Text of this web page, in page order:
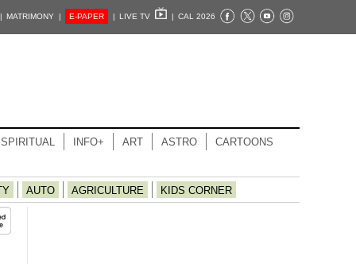
MATRIMONY | E-PAPER | LIVE TV | CAL 2026
SPIRITUAL INFO+ ART ASTRO CARTOONS
AUTO AGRICULTURE KIDS CORNER